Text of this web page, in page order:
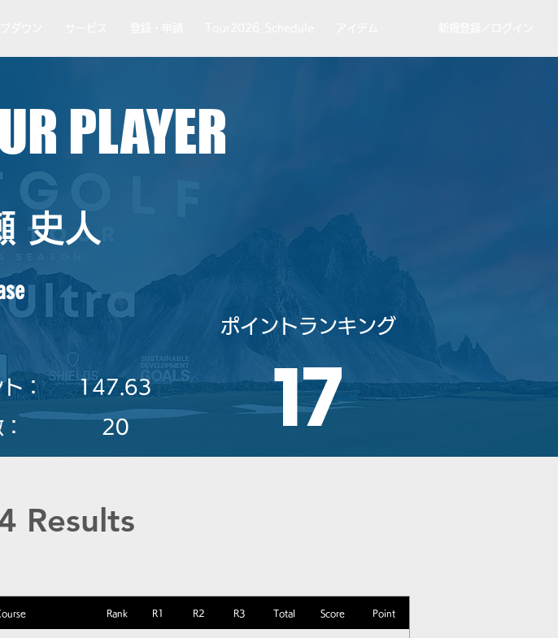
PLAYER
史人
​ポイントランキング
： 147.63
20 17
Results
Rank R1 R2 R3 Total Score Point